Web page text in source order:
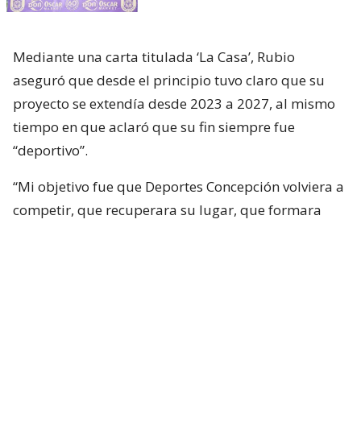
Mediante una carta titulada ‘La Casa’, Rubio
aseguró que desde el principio tuvo claro que su
proyecto se extendía desde 2023 a 2027, al mismo
tiempo en que aclaró que su fin siempre fue
“deportivo”.
“Mi objetivo fue que Deportes Concepción volviera a
competir, que recuperara su lugar, que formara